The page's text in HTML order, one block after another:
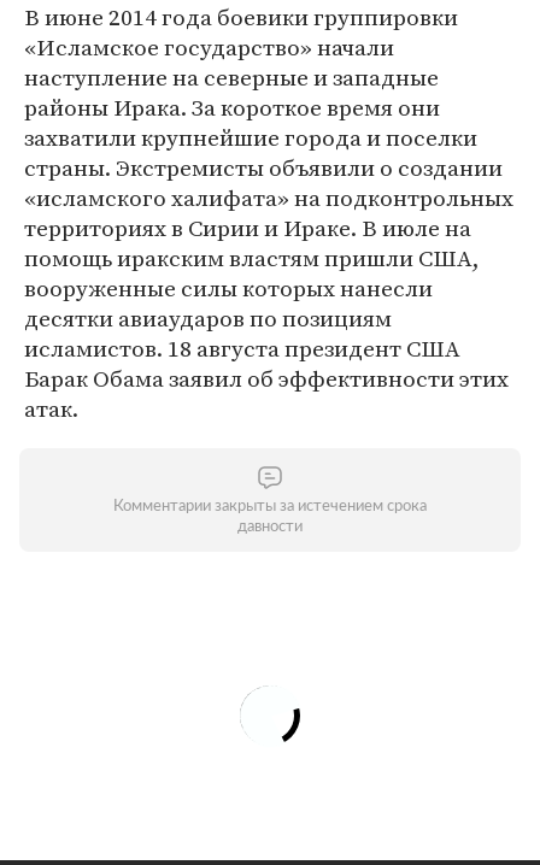
В июне 2014 года боевики группировки
«Исламское государство» начали
наступление на северные и западные
районы Ирака. За короткое время они
захватили крупнейшие города и поселки
страны. Экстремисты объявили о создании
«исламского халифата» на подконтрольных
территориях в Сирии и Ираке. В июле на
помощь иракским властям пришли США,
вооруженные силы которых нанесли
десятки авиаударов по позициям
исламистов. 18 августа президент США
Барак Обама заявил об эффективности этих
атак.
Комментарии закрыты за истечением срока
давности